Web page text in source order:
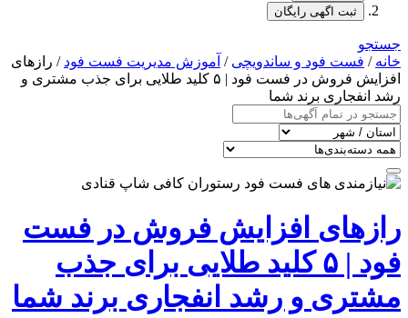
ثبت اگهی رایگان
جستجو
خانه / فست فود و ساندویچی / آموزش مدیریت فست فود / رازهای
افزایش فروش در فست فود | ۵ کلید طلایی برای جذب مشتری و
رشد انفجاری برند شما
رازهای افزایش فروش در فست
فود | ۵ کلید طلایی برای جذب
مشتری و رشد انفجاری برند شما